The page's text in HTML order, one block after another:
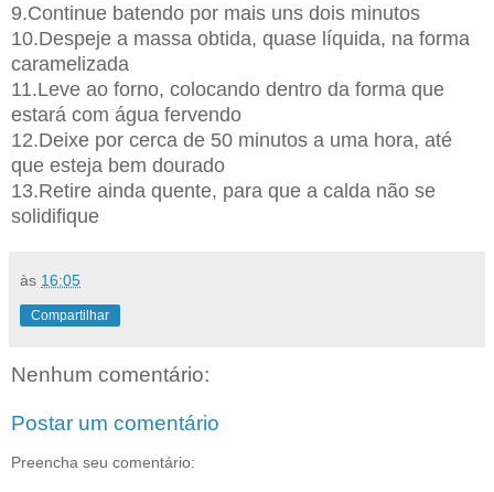
9.Continue batendo por mais uns dois minutos
10.Despeje a massa obtida, quase líquida, na forma
caramelizada
11.Leve ao forno, colocando dentro da forma que
estará com água fervendo
12.Deixe por cerca de 50 minutos a uma hora, até
que esteja bem dourado
13.Retire ainda quente, para que a calda não se
solidifique
às 16:05
Compartilhar
Nenhum comentário:
Postar um comentário
Preencha seu comentário: